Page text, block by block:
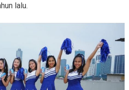
lalu.